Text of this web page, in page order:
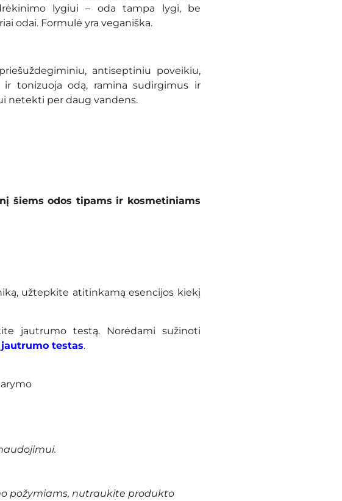
lygiui – oda tampa lygi, be
odai. Formulė yra veganiška.
antiseptiniu poveikiu,
tonizuoja odą, ramina sudirgimus ir
netekti per daug vandens.
šiems odos tipams ir kosmetiniams
užtepkite atitinkamą esencijos kiekį
jautrumo testą. Norėdami sužinoti
jautrumo testas.
požymiams, nutraukite produkto